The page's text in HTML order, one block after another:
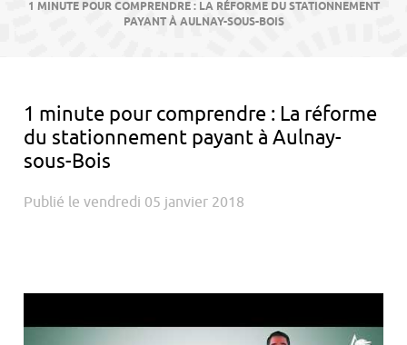
1 MINUTE POUR COMPRENDRE : LA RÉFORME DU STATIONNEMENT
PAYANT À AULNAY-SOUS-BOIS
1 minute pour comprendre : La réforme
du stationnement payant à Aulnay-
sous-Bois
Publié le vendredi 05 janvier 2018